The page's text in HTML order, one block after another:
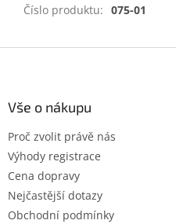
Číslo produktu: 075-01
Vše o nákupu
Proč zvolit právě nás
Výhody registrace
Cena dopravy
Nejčastější dotazy
Obchodní podmínky